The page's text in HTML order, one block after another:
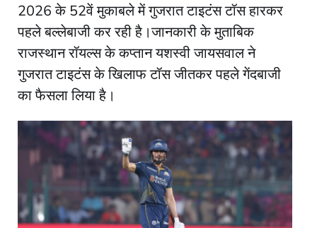
2026 के 52वें मुकाबले में गुजरात टाइटंस टॉस हारकर
पहले बल्लेबाजी कर रही है।जानकारी के मुताबिक
राजस्थान रॉयल्स के कप्तान यशस्वी जायसवाल ने
गुजरात टाइटंस के खिलाफ टॉस जीतकर पहले गेंदबाजी
का फैसला लिया है।